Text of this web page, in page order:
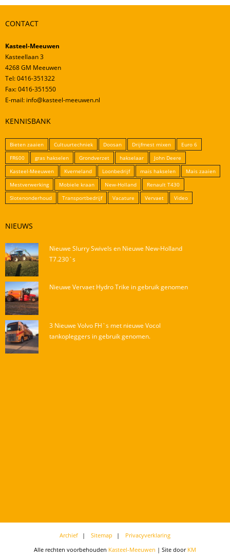
CONTACT
Kasteel-Meeuwen
Kasteellaan 3
4268 GM Meeuwen
Tel: 0416-351322
Fax: 0416-351550
E-mail: info@kasteel-meeuwen.nl
KENNISBANK
Bieten zaaien Cultuurtechniek Doosan Drijfmest mixen
Euro 6
FR600
gras hakselen Grondverzet hakselaar
John Deere
Kasteel-Meeuwen
Kverneland Loonbedrijf mais hakselen
Mais zaaien
Mestverwerking
Mobiele kraan New-Holland
Renault T430
Slotenonderhoud
Transportbedrijf Vacature Vervaet Video
NIEUWS
Nieuwe Slurry Swivels en Nieuwe New-Holland
T7.230`s
Nieuwe Vervaet Hydro Trike in gebruik genomen
3 Nieuwe Volvo FH`s met nieuwe Vocol
tankopleggers in gebruik genomen.
Archief Sitemap
Privacyverklaring
Alle rechten voorbehouden Kasteel-Meeuwen | Site door KM